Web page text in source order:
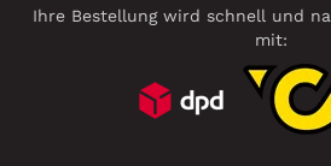
Ihre Bestellung wird schnell und
mit: